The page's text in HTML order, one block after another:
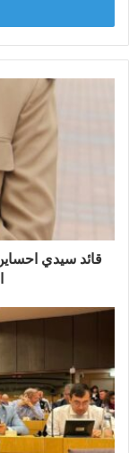
ب
ر
قائد سيدي